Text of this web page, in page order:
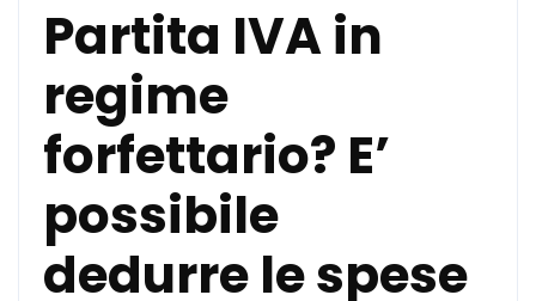
Partita IVA in
regime
forfettario? E’
possibile
dedurre le spese